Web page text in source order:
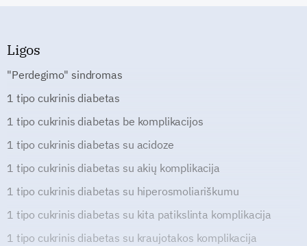
Ligos
"Perdegimo" sindromas
1 tipo cukrinis diabetas
1 tipo cukrinis diabetas be komplikacijos
1 tipo cukrinis diabetas su acidoze
1 tipo cukrinis diabetas su akių komplikacija
1 tipo cukrinis diabetas su hiperosmoliariškumu
1 tipo cukrinis diabetas su kita patikslinta komplikacija
1 tipo cukrinis diabetas su kraujotakos komplikacija